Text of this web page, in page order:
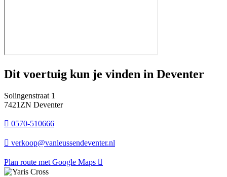
Dit voertuig kun je vinden in Deventer
Solingenstraat 1
7421ZN Deventer
0570-510666
verkoop@vanleussendeventer.nl
Plan route met Google Maps